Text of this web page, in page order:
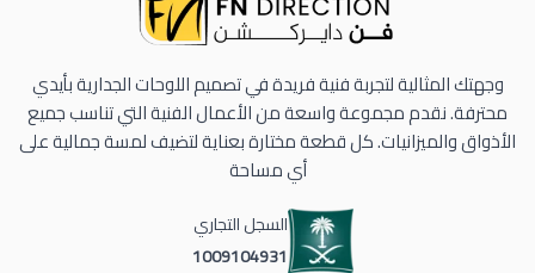
وجهتك المثالية لتجربة فنية فريدة في تصميم اللوحات الجدارية بأيدي
محترفة. نقدم مجموعة واسعة من الأعمال الفنية التي تناسب جميع
الأذواق والميزانيات. كل قطعة مختارة بعناية لتضيف لمسة جمالية على
أي مساحة
السجل التجاري
1009104931